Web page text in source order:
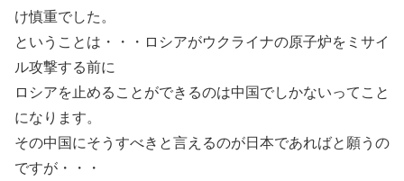
け慎重でした。
ということは・・・ロシアがウクライナの原子炉をミサイ
ル攻撃する前に
ロシアを止めることができるのは中国でしかないってこと
になります。
その中国にそうすべきと言えるのが日本であればと願うの
ですが・・・